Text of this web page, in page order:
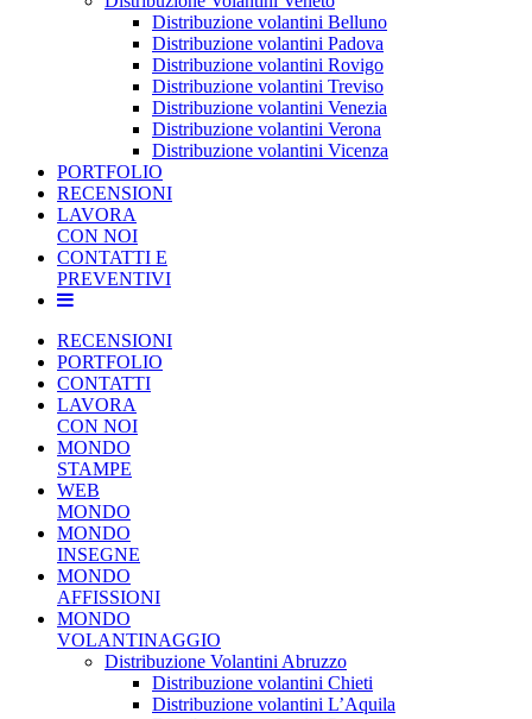
Distribuzione volantini Belluno
Distribuzione volantini Padova
Distribuzione volantini Rovigo
Distribuzione volantini Treviso
Distribuzione volantini Venezia
Distribuzione volantini Verona
Distribuzione volantini Vicenza
PORTFOLIO
RECENSIONI
LAVORA
CON NOI
CONTATTI E
PREVENTIVI
RECENSIONI
PORTFOLIO
CONTATTI
LAVORA
CON NOI
MONDO
STAMPE
WEB
MONDO
MONDO
INSEGNE
MONDO
AFFISSIONI
MONDO
VOLANTINAGGIO
Distribuzione Volantini Abruzzo
Distribuzione volantini Chieti
Distribuzione volantini L’Aquila